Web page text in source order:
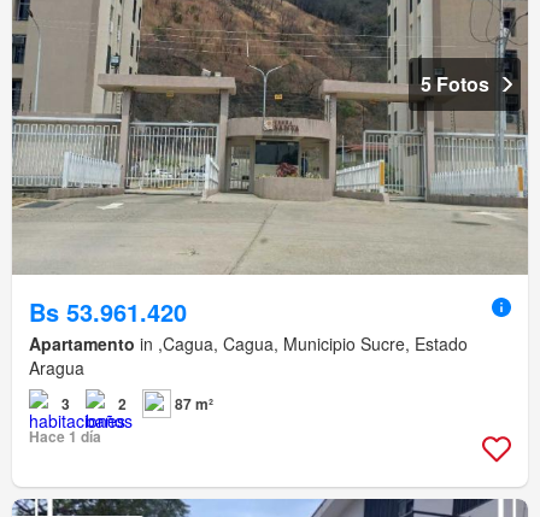
5 Fotos
Bs 53.961.420
Apartamento in ,Cagua, Cagua, Municipio Sucre, Estado
Aragua
3 2
87 m²
Hace 1 día